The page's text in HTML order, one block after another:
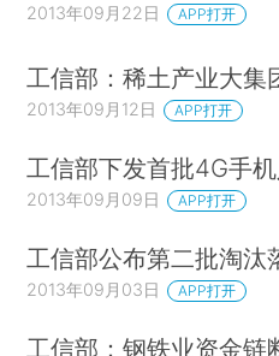
2013年09月22日 APP打开
工信部：稀土产业大集
2013年09月12日 APP打开
工信部下发首批4G手
2013年09月09日 APP打开
工信部公布第二批淘汰
2013年09月03日 APP打开
工信部：钢铁业资金链